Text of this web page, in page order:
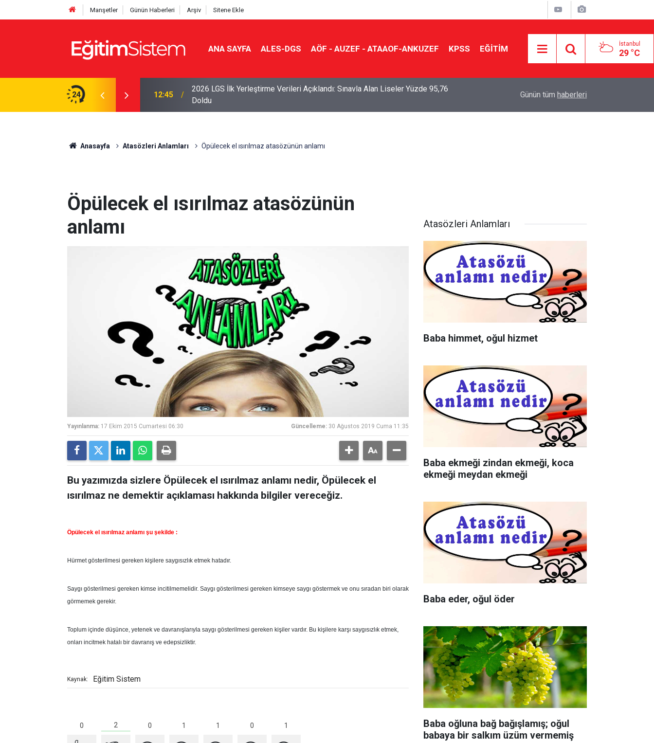
Manşetler Günün Haberleri Arşiv Sitene Ekle
ANA SAYFA ALES-DGS AÖF - AUZEF - ATAAOF-ANKUZEF KPSS EĞİTİM İstanbul
29 °C
24
Belli Oldu: İki Program 500 Puanla
12:45
2026 LGS İlk Yerleştirme Verileri Açıklandı: Sınavla Alan Liseler Yüzde 95,76
Doldu
Tercihine Yerleşti
Günün tüm haberleri
Anasayfa Atasözleri Anlamları Öpülecek el ısırılmaz atasözünün anlamı
Öpülecek el ısırılmaz atasözünün
anlamı
Yayınlanma: 17 Ekim 2015 Cumartesi 06:30 Güncelleme: 30 Ağustos 2019 Cuma 11:35
Bu yazımızda sizlere Öpülecek el ısırılmaz anlamı nedir, Öpülecek el
ısırılmaz ne demektir açıklaması hakkında bilgiler vereceğiz.
Öpülecek el ısırılmaz anlamı şu şekilde :
Hürmet gösterilmesi gereken kişilere saygısızlık etmek hatadır.
Saygı gösterilmesi gereken kimse incitilmemelidir. Saygı gösterilmesi gereken kimseye saygı göstermek ve onu sıradan biri olarak
görmemek gerekir.
Toplum içinde düşünce, yetenek ve davranışlarıyla saygı gösterilmesi gereken kişiler vardır. Bu kişilere karşı saygısızlık etmek,
onları incitmek hatalı bir davranış ve edepsizliktir.
Kaynak: Eğitim Sistem
0 2 0 1 1 0 1
Atasözleri Anlamları
Baba himmet, oğul hizmet
Baba ekmeği zindan ekmeği, koca
ekmeği meydan ekmeği
Baba eder, oğul öder
Baba oğluna bağ bağışlamış; oğul
babaya bir salkım üzüm vermemiş